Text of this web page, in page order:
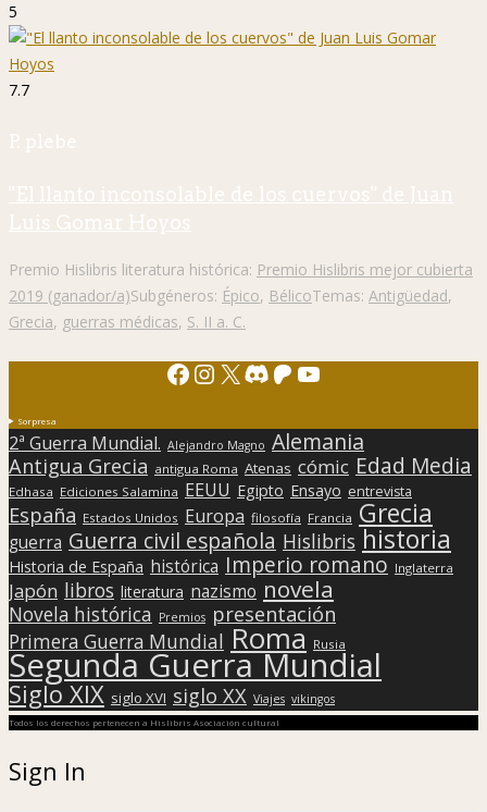
5
7.7
P. plebe
"El llanto inconsolable de los cuervos" de Juan
Luis Gomar Hoyos
Premio Hislibris literatura histórica: Premio Hislibris mejor cubierta
2019 (ganador/a)Subgéneros: Épico, BélicoTemas: Antigüedad,
Grecia, guerras médicas, S. II a. C.
Facebook
Instagram
X Discord
Patreon
YouTube
Sorpresa
2ª Guerra Mundial. Alejandro Magno Alemania
Antigua Grecia antigua Roma Atenas cómic Edad Media
Edhasa Ediciones Salamina EEUU Egipto Ensayo entrevista
España Estados Unidos Europa filosofía Francia Grecia
guerra Guerra civil española Hislibris historia
Historia de España histórica Imperio romano Inglaterra
Japón libros literatura nazismo novela
Novela histórica Premios presentación
Primera Guerra Mundial Roma Rusia
Segunda Guerra Mundial
Siglo XIX siglo XVI siglo XX Viajes vikingos
Todos los derechos pertenecen a Hislibris Asociación cultural
Sign In